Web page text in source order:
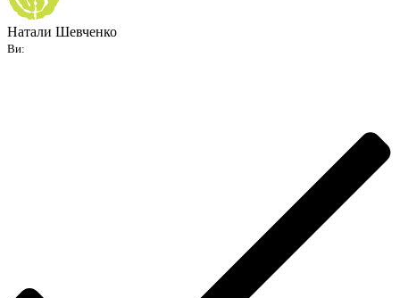
Натали Шевченко
Ви: